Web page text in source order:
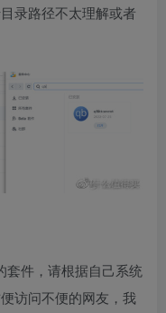
录路径不太理解或者
套件，请根据自己系统
访问不便的网友，我